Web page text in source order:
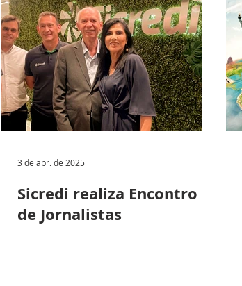
Sicredi realiza Encontro
de Jornalistas
3 de abr. de 2025